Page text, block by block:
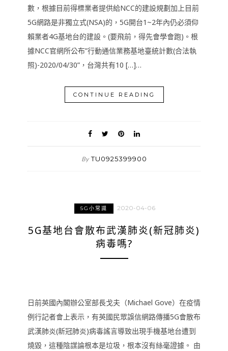
數，根據目前得標業者提供給NCC的建設規劃加上目前
5G網路是非獨立式(NSA)的，5G開台1~2年內仍必須仰
賴業者4G基地台的建設。(要飛前，得先會學會跑)。根
據NCC官網所公布”行動通信業務基地臺統計數(合法執
照)-2020/04/30”，台灣共有10 […]…
CONTINUE READING
By TU0925399900
5G小常識 2020-04-06
5G基地台會散布武漢肺炎(新冠肺炎)
病毒嗎?
日前英國內閣辦公室部長戈夫（Michael Gove）在疫情
例行記者會上表示，有英國民眾誤信網路傳播5G會散布
武漢肺炎(新冠肺炎)病毒謠言導致出現手機基地台遭到
燒毀，這種陰謀論根本是垃圾，根本沒有絲毫證據。 由